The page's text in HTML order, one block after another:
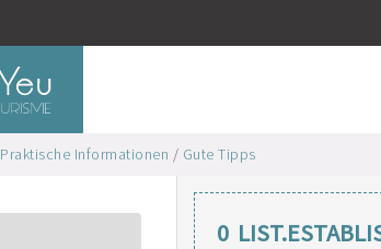
Praktische Informationen / Gute Tipps
0